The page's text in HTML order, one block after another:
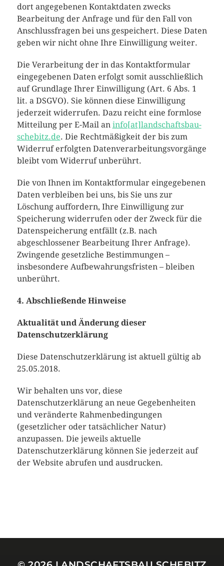
dort angegebenen Kontaktdaten zwecks
Bearbeitung der Anfrage und für den Fall von
Anschlussfragen bei uns gespeichert. Diese Daten
geben wir nicht ohne Ihre Einwilligung weiter.
Die Verarbeitung der in das Kontaktformular
eingegebenen Daten erfolgt somit ausschließlich
auf Grundlage Ihrer Einwilligung (Art. 6 Abs. 1
lit. a DSGVO). Sie können diese Einwilligung
jederzeit widerrufen. Dazu reicht eine formlose
Mitteilung per E-Mail an info[at]landschaftsbau-
schebitz.de. Die Rechtmäßigkeit der bis zum
Widerruf erfolgten Datenverarbeitungsvorgänge
bleibt vom Widerruf unberührt.
Die von Ihnen im Kontaktformular eingegebenen
Daten verbleiben bei uns, bis Sie uns zur
Löschung auffordern, Ihre Einwilligung zur
Speicherung widerrufen oder der Zweck für die
Datenspeicherung entfällt (z.B. nach
abgeschlossener Bearbeitung Ihrer Anfrage).
Zwingende gesetzliche Bestimmungen –
insbesondere Aufbewahrungsfristen – bleiben
unberührt.
4. Abschließende Hinweise
Aktualität und Änderung dieser
Datenschutzerklärung
Diese Datenschutzerklärung ist aktuell gültig ab
25.05.2018.
Wir behalten uns vor, diese
Datenschutzerklärung an neue Gegebenheiten
und veränderte Rahmenbedingungen
(gesetzlicher oder tatsächlicher Natur)
anzupassen. Die jeweils aktuelle
Datenschutzerklärung können Sie jederzeit auf
der Website abrufen und ausdrucken.